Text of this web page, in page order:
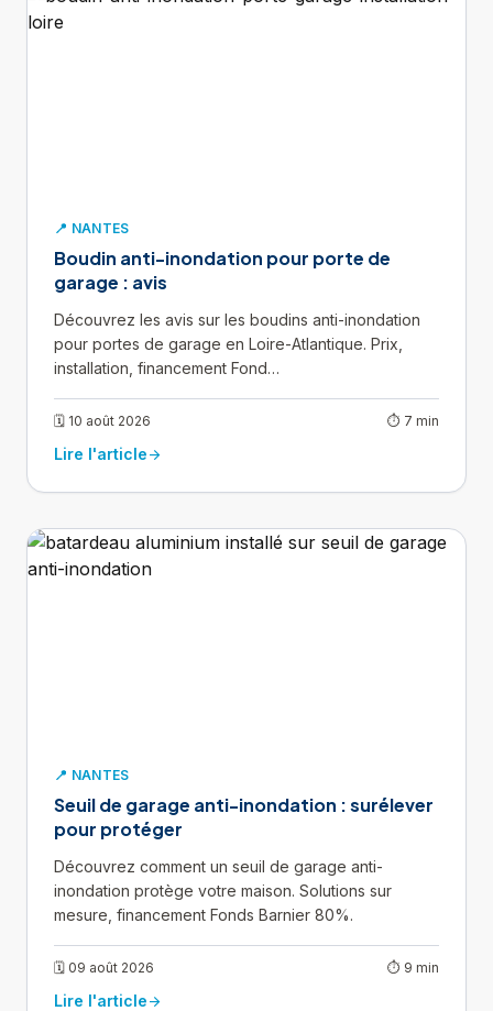
📍 NANTES
Boudin anti-inondation pour porte de
garage : avis
Découvrez les avis sur les boudins anti-inondation
pour portes de garage en Loire-Atlantique. Prix,
installation, financement Fond…
🗓 10 août 2026 ⏱ 7 min
Lire l'articlearrow_forward
📍 NANTES
Seuil de garage anti-inondation : surélever
pour protéger
Découvrez comment un seuil de garage anti-
inondation protège votre maison. Solutions sur
mesure, financement Fonds Barnier 80%.
🗓 09 août 2026 ⏱ 9 min
Lire l'articlearrow_forward